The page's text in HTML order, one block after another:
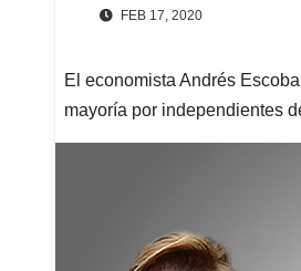
FEB 17, 2020
El economista Andrés
mayoría por independientes